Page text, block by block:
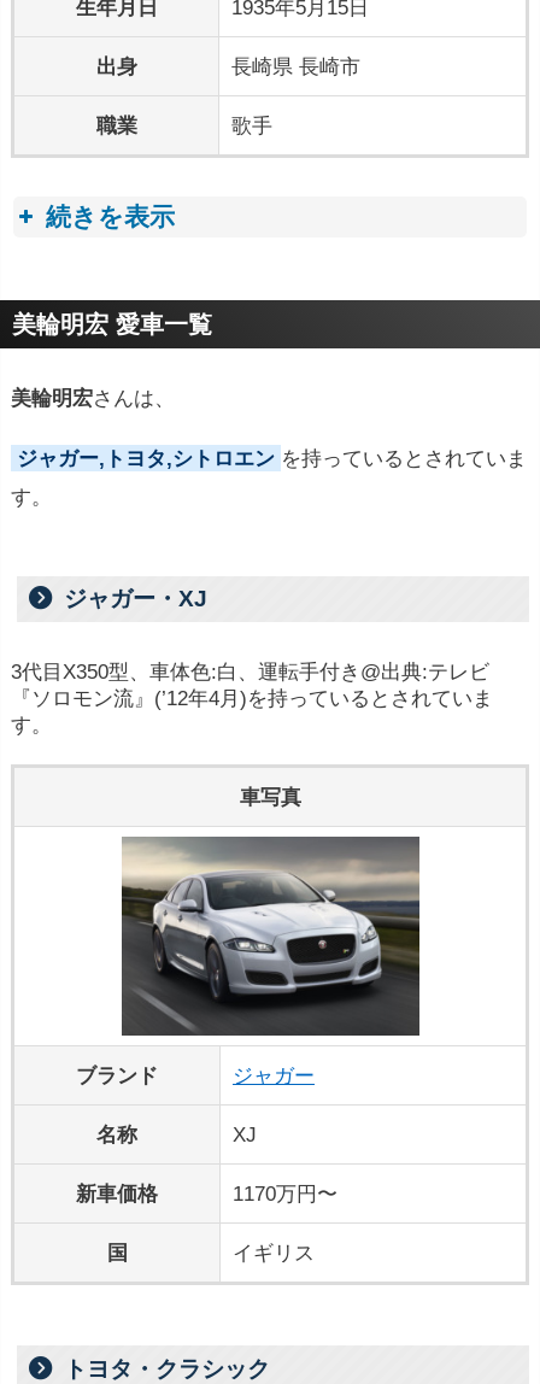
生年月日 1935年5月15日
出身 長崎県 長崎市
職業 歌手
続きを表示
プロフィールトピック
美輪明宏 愛車一覧
美輪明宏さんは、
ジャガー,トヨタ,シトロエン を持っているとされていま
す。
ジャガー・XJ
3代目X350型、車体色:白、運転手付き@出典:テレビ
『ソロモン流』(’12年4月)を持っているとされていま
す。
車写真
ブランド ジャガー
名称 XJ
新車価格 1170万円〜
国 イギリス
トヨタ・クラシック